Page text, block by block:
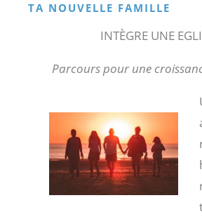
TA NOUVELLE FAMILLE
INTÈGRE UNE
Parcours pour une